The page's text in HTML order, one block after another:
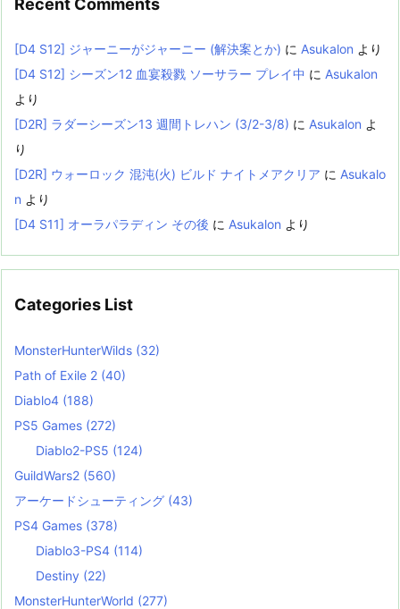
Recent Comments
[D4 S12] ジャーニーがジャーニー (解決案とか) に Asukalon より
[D4 S12] シーズン12 血宴殺戮 ソーサラー プレイ中 に Asukalon
より
[D2R] ラダーシーズン13 週間トレハン (3/2-3/8) に Asukalon よ
り
[D2R] ウォーロック 混沌(火) ビルド ナイトメアクリア に Asukalo
n より
[D4 S11] オーラパラディン その後 に Asukalon より
Categories List
MonsterHunterWilds (32)
Path of Exile 2 (40)
Diablo4 (188)
PS5 Games (272)
Diablo2-PS5 (124)
GuildWars2 (560)
アーケードシューティング (43)
PS4 Games (378)
Diablo3-PS4 (114)
Destiny (22)
MonsterHunterWorld (277)